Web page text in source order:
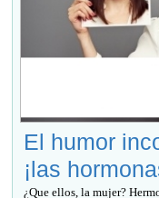
El humor
¡las
¿Que ellos, la mujer?